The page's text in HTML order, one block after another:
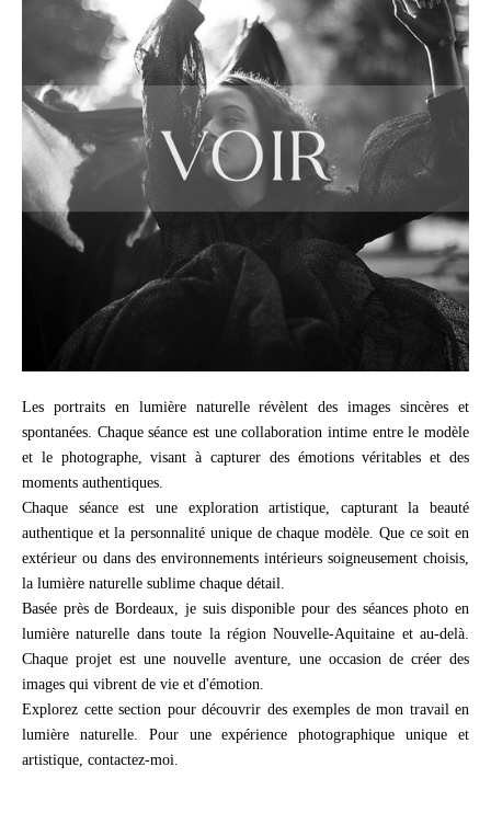
Les portraits en lumière naturelle révèlent des images sincères et
spontanées. Chaque séance est une collaboration intime entre le modèle
et le photographe, visant à capturer des émotions véritables et des
moments authentiques.
Chaque séance est une exploration artistique, capturant la beauté
authentique et la personnalité unique de chaque modèle. Que ce soit en
extérieur ou dans des environnements intérieurs soigneusement choisis,
la lumière naturelle sublime chaque détail.
Basée près de Bordeaux, je suis disponible pour des séances photo en
lumière naturelle dans toute la région Nouvelle-Aquitaine et au-delà.
Chaque projet est une nouvelle aventure, une occasion de créer des
images qui vibrent de vie et d'émotion.
Explorez cette section pour découvrir des exemples de mon travail en
lumière naturelle. Pour une expérience photographique unique et
artistique, contactez-moi.